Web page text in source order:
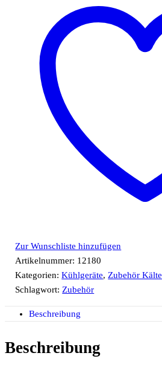
Zur Wunschliste hinzufügen
Artikelnummer: 12180
Kategorien:Kühlgeräte, Zubehör Kälte
Schlagwort: Zubehör
Beschreibung
Beschreibung